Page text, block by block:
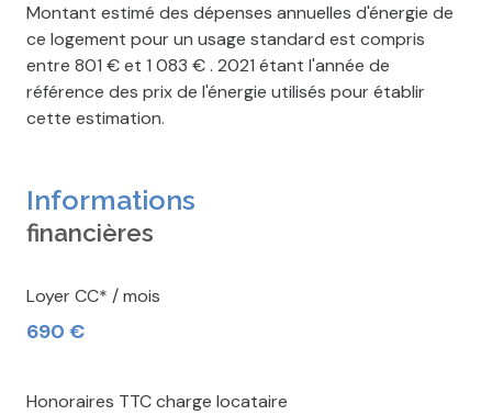
Montant estimé des dépenses annuelles d'énergie de
ce logement pour un usage standard est compris
entre 801 € et 1 083 € . 2021 étant l'année de
référence des prix de l'énergie utilisés pour établir
cette estimation.
Informations
financières
Loyer CC* / mois
690 €
Honoraires TTC charge locataire